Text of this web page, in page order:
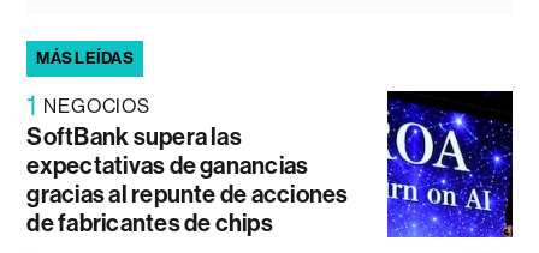
MÁS LEÍDAS
1 NEGOCIOS
SoftBank supera las
expectativas de ganancias
gracias al repunte de acciones
de fabricantes de chips